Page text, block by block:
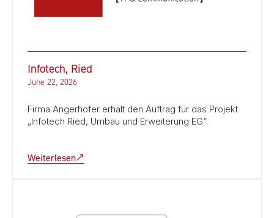
Infotech, Ried
June 22, 2026
Firma Angerhofer erhält den Auftrag für das Projekt
„Infotech Ried, Umbau und Erweiterung EG“.
Weiterlesen